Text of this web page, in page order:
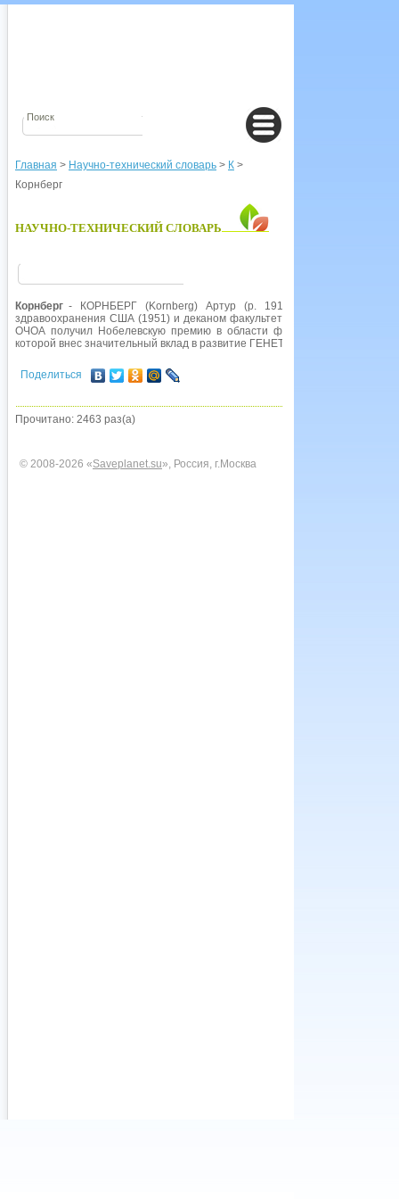
Главная > Научно-технический словарь > К >
Корнберг
НАУЧНО-ТЕХНИЧЕСКИЙ СЛОВАРЬ
Корнберг - КОРНБЕРГ (Kornberg) Артур (р. 1918), американский
здравоохранения США (1951) и деканом факультета биохимии в
ОЧОА получил Нобелевскую премию в области физиологии и
которой внес значительный вклад в развитие ГЕНЕТИКИ.
Поделиться
Прочитано: 2463 раз(а)
© 2008-2026 «Saveplanet.su», Россия, г.Москва